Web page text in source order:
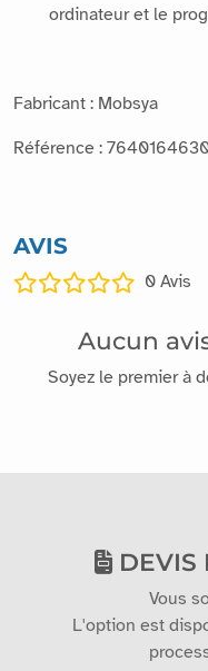
ordinateur et le
Fabricant : Mobsya
Référence :
AVIS
0 Avis
Aucun
Soyez le premier à
DEVIS
Vous
L'option est